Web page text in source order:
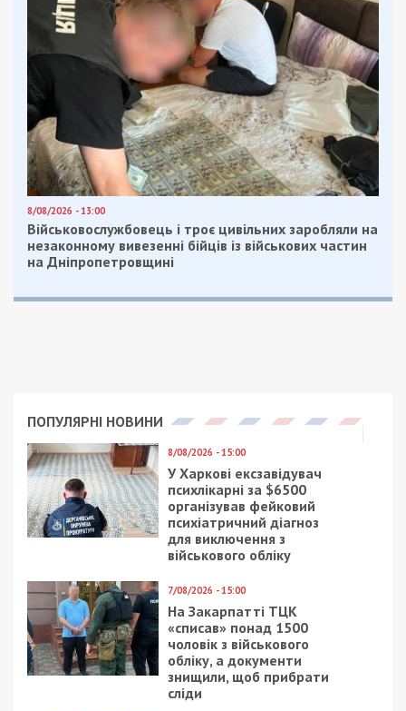
8/08/2026 - 13:00
Військовослужбовець і троє цивільних заробляли на
незаконному вивезенні бійців із військових частин
на Дніпропетровщині
ПОПУЛЯРНІ НОВИНИ
8/08/2026 - 15:00
У Харкові ексзавідувач
психлікарні за $6500
організував фейковий
психіатричний діагноз
для виключення з
військового обліку
7/08/2026 - 15:00
На Закарпатті ТЦК
«списав» понад 1500
чоловік з військового
обліку, а документи
знищили, щоб прибрати
сліди